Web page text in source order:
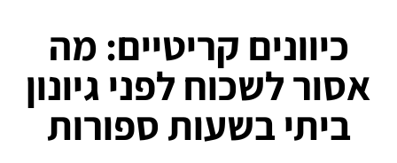
כיוונים קריטיים: מה
אסור לשכוח לפני גיונון
ביתי בשעות ספורות